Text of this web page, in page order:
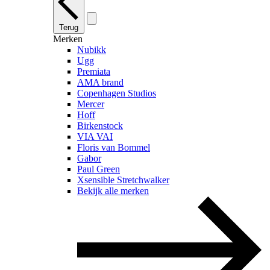
Terug
Merken
Nubikk
Ugg
Premiata
AMA brand
Copenhagen Studios
Mercer
Hoff
Birkenstock
VIA VAI
Floris van Bommel
Gabor
Paul Green
Xsensible Stretchwalker
Bekijk alle merken